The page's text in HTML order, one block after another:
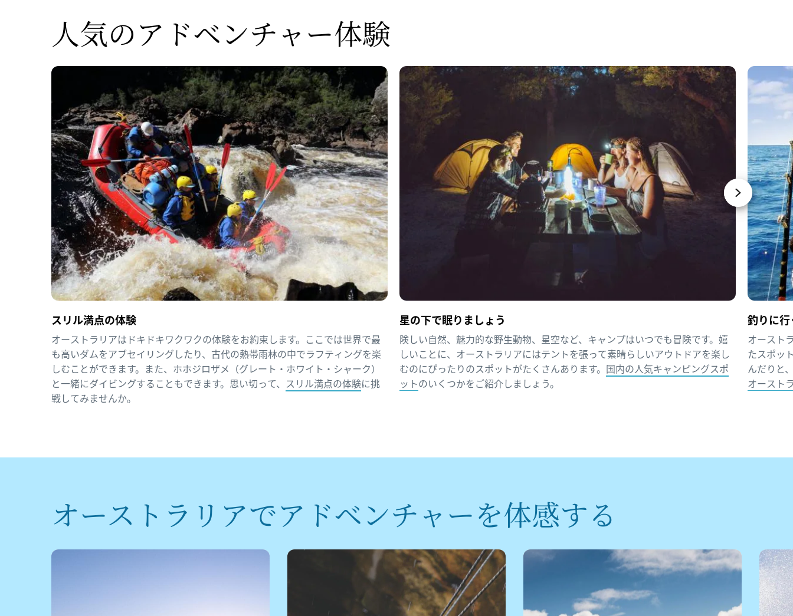
人気のアドベンチャー体験
スリル満点の体験
オーストラリアはドキドキワクワクの体験をお約束します。ここでは世界で最
も高いダムをアブセイリングしたり、古代の熱帯雨林の中でラフティングを楽
しむことができます。また、ホホジロザメ（グレート・ホワイト・シャーク）
と一緒にダイビングすることもできます。思い切って、 スリル満点の体験に挑
戦してみませんか。
星の下で眠りましょう
険しい自然、魅力的な野生動物、星空など、キャンプはいつでも冒険です。嬉
しいことに、オーストラリアにはテントを張って素晴らしいアウトドアを楽し
むのにぴったりのスポットがたくさんあります。 国内の人気キャンピングスポ
ットのいくつかをご紹介しましょう。
釣りに行
オースト
たスポッ
んだりと
オースト
オーストラリアで​アドベンチャーを​体感する